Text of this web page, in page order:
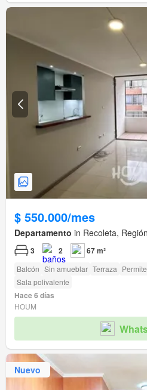
$ 550.000/mes
Departamento in Recoleta,
3 2 67 m²
Balcón Sin amueblar Terraza
Sala polivalente
Hace 6 días
HOUM
Nuevo